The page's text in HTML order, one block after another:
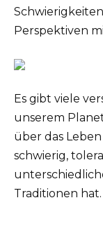
Perspektiven
Es gibt viele
unserem
über das
schwierig,
Traditionen hat.